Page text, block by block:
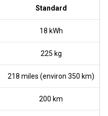
Standard
18 kWh
225 kg
218 miles (environ 350 km)
200 km